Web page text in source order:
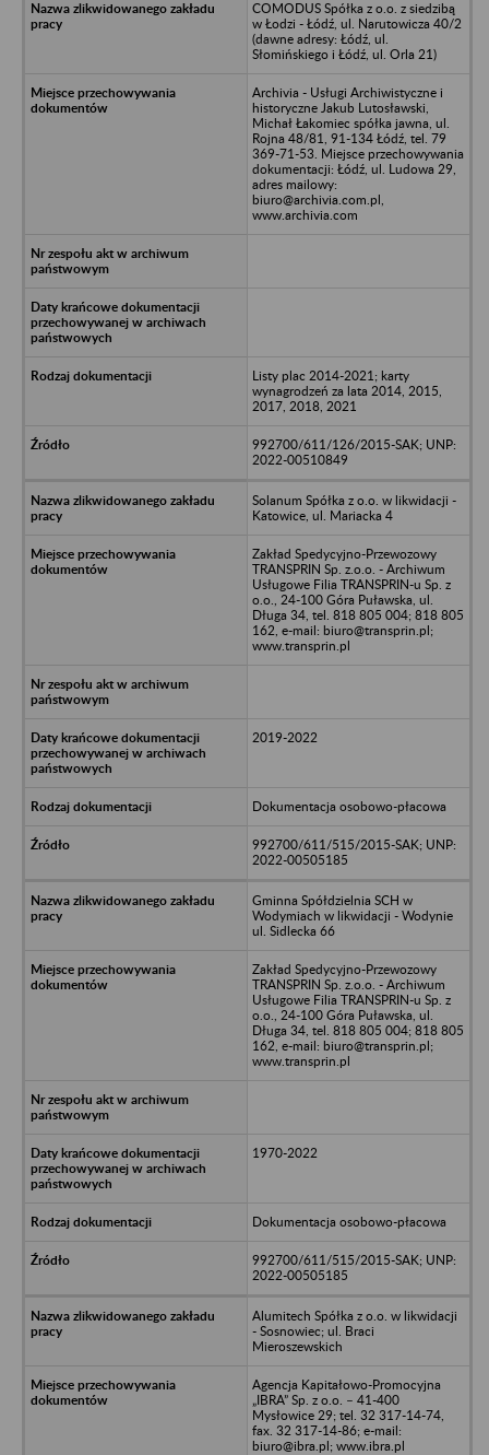
COMODUS Spółka z o.o. z siedzibą
w Łodzi - Łódź, ul. Narutowicza 40/2
(dawne adresy: Łódź, ul.
Słomińskiego i Łódź, ul. Orla 21)
Archivia - Usługi Archiwistyczne i
historyczne Jakub Lutosławski,
Michał Łakomiec spółka jawna, ul.
Rojna 48/81, 91-134 Łódź, tel. 79
369-71-53. Miejsce przechowywania
dokumentacji: Łódź, ul. Ludowa 29,
adres mailowy:
biuro@archivia.com.pl,
www.archivia.com
Listy plac 2014-2021; karty
wynagrodzeń za lata 2014, 2015,
2017, 2018, 2021
992700/611/126/2015-SAK; UNP:
2022-00510849
Solanum Spółka z o.o. w likwidacji -
Katowice, ul. Mariacka 4
Zakład Spedycyjno-Przewozowy
TRANSPRIN Sp. z.o.o. - Archiwum
Usługowe Filia TRANSPRIN-u Sp. z
o.o., 24-100 Góra Puławska, ul.
Długa 34, tel. 818 805 004; 818 805
162, e-mail: biuro@transprin.pl;
www.transprin.pl
2019-2022
Dokumentacja osobowo-płacowa
992700/611/515/2015-SAK; UNP:
2022-00505185
Gminna Spółdzielnia SCH w
Wodymiach w likwidacji - Wodynie
ul. Sidlecka 66
Zakład Spedycyjno-Przewozowy
TRANSPRIN Sp. z.o.o. - Archiwum
Usługowe Filia TRANSPRIN-u Sp. z
o.o., 24-100 Góra Puławska, ul.
Długa 34, tel. 818 805 004; 818 805
162, e-mail: biuro@transprin.pl;
www.transprin.pl
1970-2022
Dokumentacja osobowo-płacowa
992700/611/515/2015-SAK; UNP:
2022-00505185
Alumitech Spółka z o.o. w likwidacji
- Sosnowiec; ul. Braci
Mieroszewskich
Agencja Kapitałowo-Promocyjna
„IBRA” Sp. z o.o. – 41-400
Mysłowice 29; tel. 32 317-14-74,
fax. 32 317-14-86; e-mail:
biuro@ibra.pl; www.ibra.pl